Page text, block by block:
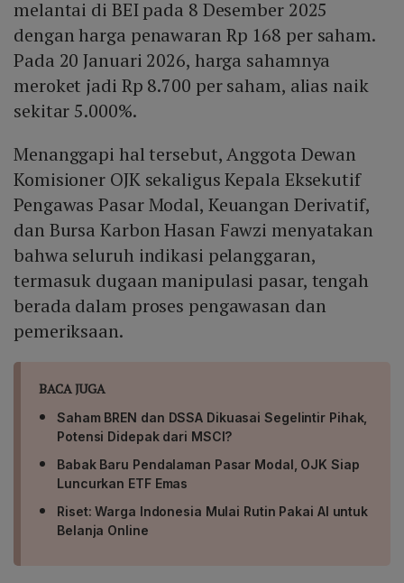
melantai di BEI pada 8 Desember 2025
dengan harga penawaran Rp 168 per saham.
Pada 20 Januari 2026, harga sahamnya
meroket jadi Rp 8.700 per saham, alias naik
sekitar 5.000%.
Menanggapi hal tersebut, Anggota Dewan
Komisioner OJK sekaligus Kepala Eksekutif
Pengawas Pasar Modal, Keuangan Derivatif,
dan Bursa Karbon Hasan Fawzi menyatakan
bahwa seluruh indikasi pelanggaran,
termasuk dugaan manipulasi pasar, tengah
berada dalam proses pengawasan dan
pemeriksaan.
BACA JUGA
Saham BREN dan DSSA Dikuasai Segelintir Pihak,
Potensi Didepak dari MSCI?
Babak Baru Pendalaman Pasar Modal, OJK Siap
Luncurkan ETF Emas
Riset: Warga Indonesia Mulai Rutin Pakai AI untuk
Belanja Online